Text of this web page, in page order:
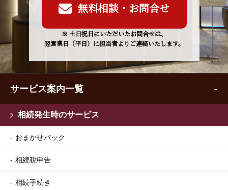
無料相談・お問合せ
※ 土日祝日にいただいたお問合せは、
翌営業日（平日）に担当者よりご連絡いたします。
サービス案内一覧
相続発生時のサービス
おまかせパック
相続税申告
相続手続き